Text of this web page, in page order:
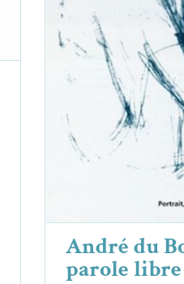
son
André du Bouchet
André du
parole libre